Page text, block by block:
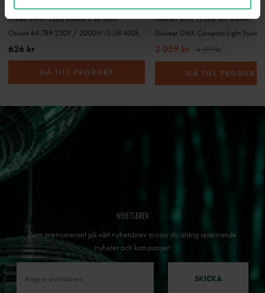
OSRAM 64789 230V/2000W G-38 400H
Osram 64.789 230V / 2000W G-38 400h
626 kr
GÅ TILL PRODUKT
COMPACT LIGHT SYSTEM CLS NORWAY
2 059 kr 4 119 kr
GÅ TILL PRODUKT
NYHETSBREV
Som prenumerant på vårt nyhetsbrev missar du aldrig spännande
nyheter och kampanjer!
SKICKA